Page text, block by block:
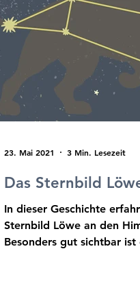
Das Sternbild
In dieser Geschichte
Sternbild Löwe an den
Besonders gut sichtbar ist
23. Mai 2021 3 Min. Lesezeit